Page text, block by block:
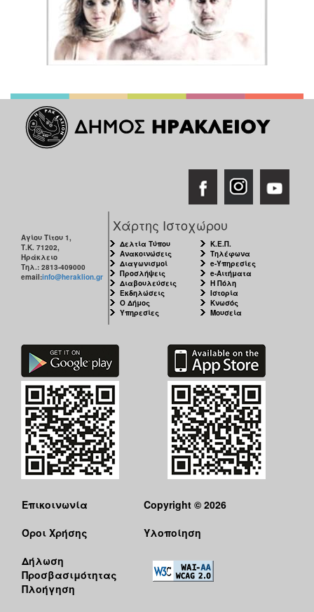
Αγίου Τίτου 1,
Τ.Κ. 71202,
Ηράκλειο
Τηλ.: 2813-409000
email:info@heraklion.gr
Χάρτης Ιστοχώρου
Δελτία Τύπου
Ανακοινώσεις
Διαγωνισμοί
Προσλήψεις
Διαβουλεύσεις
Εκδηλώσεις
Ο Δήμος
Υπηρεσίες
Κ.Ε.Π.
Τηλέφωνα
e-Υπηρεσίες
e-Αιτήματα
Η Πόλη
Ιστορία
Κνωσός
Μουσεία
Επικοινωνία
Όροι Χρήσης
Δήλωση
Προσβασιμότητας
Πλοήγηση
Copyright © 2026
Υλοποίηση